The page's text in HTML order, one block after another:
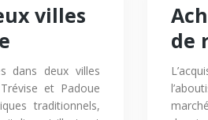
villes
dans deux villes
et Padoue
traditionnels,
de